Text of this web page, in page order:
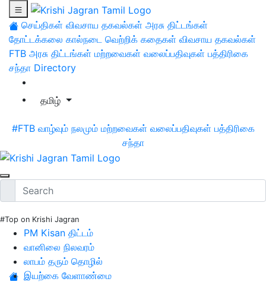
செய்திகள் விவசாய தகவல்கள் அரசு திட்டங்கள்
தோட்டக்கலை கால்நடை வெற்றிக் கதைகள் விவசாய தகவல்கள்
FTB அரசு திட்டங்கள் மற்றவைகள் வலைப்பதிவுகள் பத்திரிகை
சந்தா Directory
தமிழ்
#FTB வாழ்வும் நலமும் மற்றவைகள் வலைப்பதிவுகள் பத்திரிகை
சந்தா
#Top on Krishi Jagran
PM Kisan திட்டம்
வானிலை நிலவரம்
லாபம் தரும் தொழில்
இயற்கை வேளாண்மை